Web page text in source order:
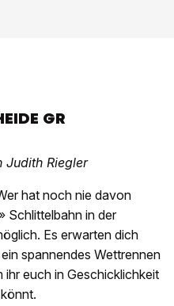
GR
Judith Riegler
hat noch nie davon
Schlittelbahn in der
Es erwarten dich
spannendes Wettrennen
ihr euch in Geschicklichkeit